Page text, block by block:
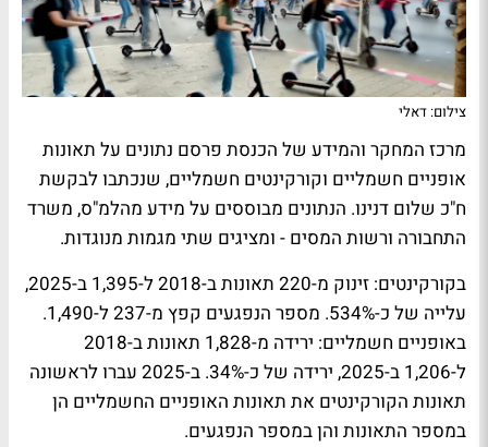
צילום: דאלי
מרכז המחקר והמידע של הכנסת פרסם נתונים על תאונות
אופניים חשמליים וקורקינטים חשמליים, שנכתבו לבקשת
ח"כ שלום דנינו. הנתונים מבוססים על מידע מהלמ"ס, משרד
התחבורה ורשות המסים - ומציגים שתי מגמות מנוגדות.
בקורקינטים: זינוק מ-220 תאונות ב-2018 ל-1,395 ב-2025,
עלייה של כ-534%. מספר הנפגעים קפץ מ-237 ל-1,490.
באופניים חשמליים: ירידה מ-1,828 תאונות ב-2018
ל-1,206 ב-2025, ירידה של כ-34%. ב-2025 עברו לראשונה
תאונות הקורקינטים את תאונות האופניים החשמליים הן
במספר התאונות והן במספר הנפגעים.